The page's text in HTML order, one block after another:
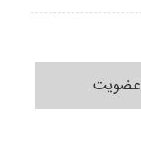
عضویت
arman.m